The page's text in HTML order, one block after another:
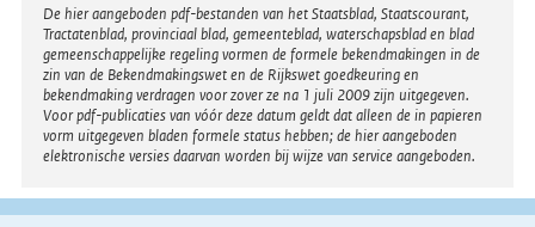
Disclaimer
De hier aangeboden pdf-bestanden van het Staatsblad, Staatscourant,
Tractatenblad, provinciaal blad, gemeenteblad, waterschapsblad en blad
gemeenschappelijke regeling vormen de formele bekendmakingen in de
zin van de Bekendmakingswet en de Rijkswet goedkeuring en
bekendmaking verdragen voor zover ze na 1 juli 2009 zijn uitgegeven.
Voor pdf-publicaties van vóór deze datum geldt dat alleen de in papieren
vorm uitgegeven bladen formele status hebben; de hier aangeboden
elektronische versies daarvan worden bij wijze van service aangeboden.